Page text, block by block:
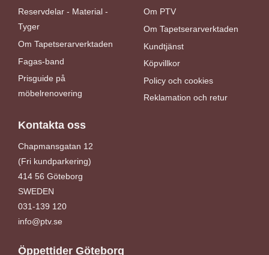
Reservdelar - Material -
Tyger
Om Tapetserarverktaden
Fagas-band
Prisguide på
möbelrenovering
Om PTV
Om Tapetserarverktaden
Kundtjänst
Köpvillkor
Policy och cookies
Reklamation och retur
Kontakta oss
Chapmansgatan 12
(Fri kundparkering)
414 56 Göteborg
SWEDEN
031-139 120
info@ptv.se
Öppettider Göteborg